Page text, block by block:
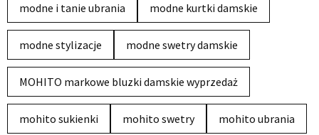
modne i tanie ubrania modne kurtki damskie
modne stylizacje modne swetry damskie
MOHITO markowe bluzki damskie wyprzedaż
mohito sukienki mohito swetry mohito ubrania